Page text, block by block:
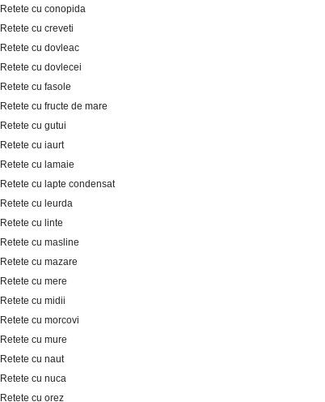
Retete cu conopida
Retete cu creveti
Retete cu dovleac
Retete cu dovlecei
Retete cu fasole
Retete cu fructe de mare
Retete cu gutui
Retete cu iaurt
Retete cu lamaie
Retete cu lapte condensat
Retete cu leurda
Retete cu linte
Retete cu masline
Retete cu mazare
Retete cu mere
Retete cu midii
Retete cu morcovi
Retete cu mure
Retete cu naut
Retete cu nuca
Retete cu orez